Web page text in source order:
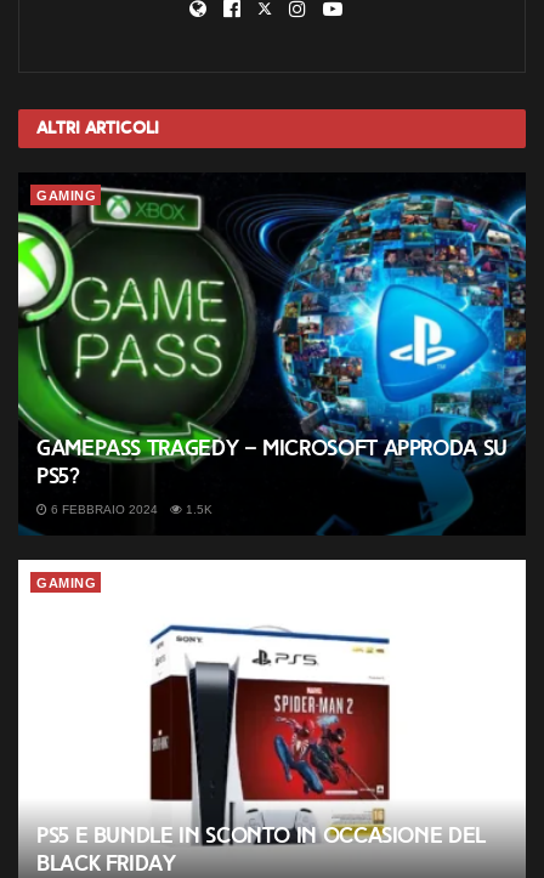
Altri Articoli
GAMING
GamePass tragedy – Microsoft approda su
PS5?
6 FEBBRAIO 2024 1.5K
GAMING
PS5 e bundle in sconto in occasione del
Black Friday